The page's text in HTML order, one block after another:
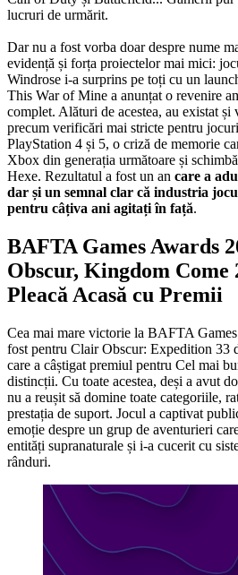
lucruri de urmărit.
Dar nu a fost vorba doar despre nume
evidență și forța proiectelor mai mici:
Windrose i-a surprins pe toți cu un
This War of Mine a anunțat o revenire
complet. Alături de acestea, au existat și
precum verificări mai stricte pentru
PlayStation 4 și 5, o criză de memorie
Xbox din generația următoare și
Hexe. Rezultatul a fost un an care a
dar și un semnal clar că industria
pentru câțiva ani agitați în față.
BAFTA Games Awards
Obscur, Kingdom
Pleacă Acasă cu Premii
Cea mai mare victorie la BAFTA
fost pentru Clair Obscur: Expedition 33
care a câștigat premiul pentru Cel mai
distincții. Cu toate acestea, deși a avut
nu a reușit să domine toate categoriile,
prestația de suport. Jocul a captivat
emoție despre un grup de aventurieri
entități supranaturale și i-a cucerit cu
rânduri.